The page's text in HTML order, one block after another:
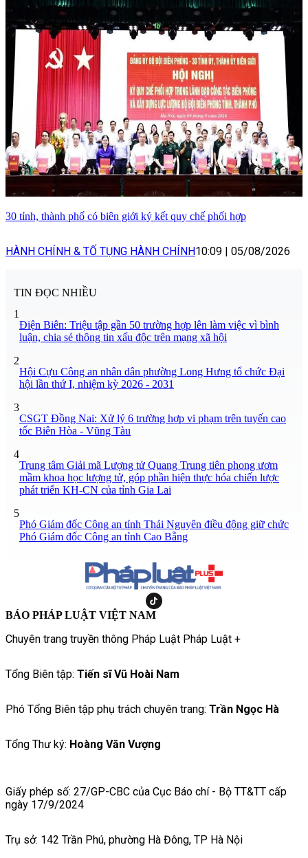
30 tỉnh, thành phố có biên giới ký kết quy chế phối hợp
HÀNH CHÍNH & TỐ TỤNG HÀNH CHÍNH10:09 | 05/08/2026
TIN ĐỌC NHIỀU
1
Điện Biên: Triệu tập gần 50 trường hợp lên làm việc vì bình
luận, chia sẻ thông tin xấu độc trên mạng xã hội
2
Hội Cựu Công an nhân dân phường Long Hưng tổ chức Đại
hội lần thứ I, nhiệm kỳ 2026 - 2031
3
CSGT Đồng Nai: Xử lý 6 trường hợp vi phạm trên tuyến cao
tốc Biên Hòa - Vũng Tàu
4
Trung tâm Giải mã Lượng tử Quang Trung tiên phong ươm
mầm khoa học lượng tử, góp phần hiện thực hóa chiến lược
phát triển KH-CN của tỉnh Gia Lai
5
Phó Giám đốc Công an tỉnh Thái Nguyên điều động giữ chức
Phó Giám đốc Công an tỉnh Cao Bằng
BÁO PHÁP LUẬT VIỆT NAM
Chuyên trang truyền thông Pháp Luật Pháp Luật +
Tổng Biên tập: Tiến sĩ Vũ Hoài Nam
Phó Tổng Biên tập phụ trách chuyên trang: Trần Ngọc Hà
Tổng Thư ký: Hoàng Văn Vượng
Giấy phép số: 27/GP-CBC của Cục Báo chí - Bộ TT&TT cấp
ngày 17/9/2024
Trụ sở: 142 Trần Phú, phường Hà Đông, TP Hà Nội